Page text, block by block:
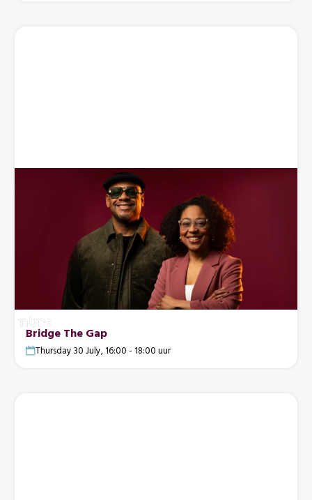
Bridge The Gap
Thursday 30 July, 16:00 - 18:00 uur